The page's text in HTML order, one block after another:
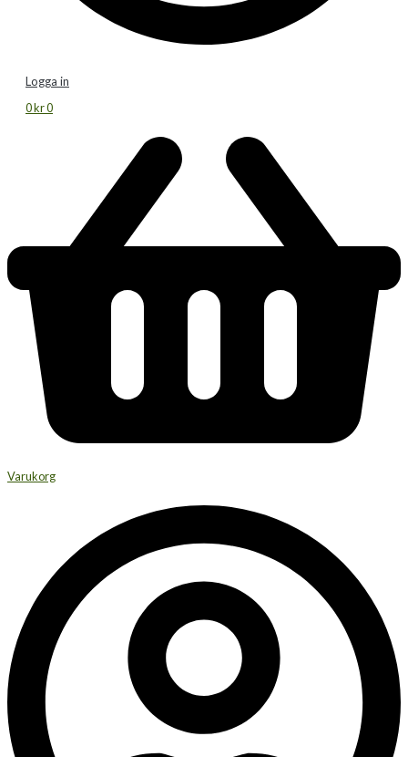
Logga in
0kr0
Varukorg